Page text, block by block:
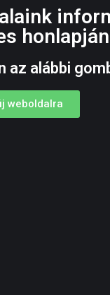
az alábbi
weboldalra